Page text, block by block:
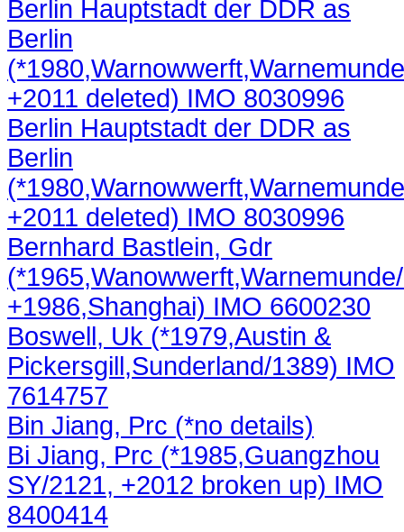
Berlin Hauptstadt der DDR as
Berlin
+2011 deleted) IMO 8030996
Berlin Hauptstadt der DDR as
Berlin
+2011 deleted) IMO 8030996
Bernhard Bastlein, Gdr
+1986,Shanghai) IMO 6600230
Boswell, Uk (*1979,Austin &
Pickersgill,Sunderland/1389) IMO
7614757
Bin Jiang, Prc (*no details)
Bi Jiang, Prc (*1985,Guangzhou
SY/2121, +2012 broken up) IMO
8400414